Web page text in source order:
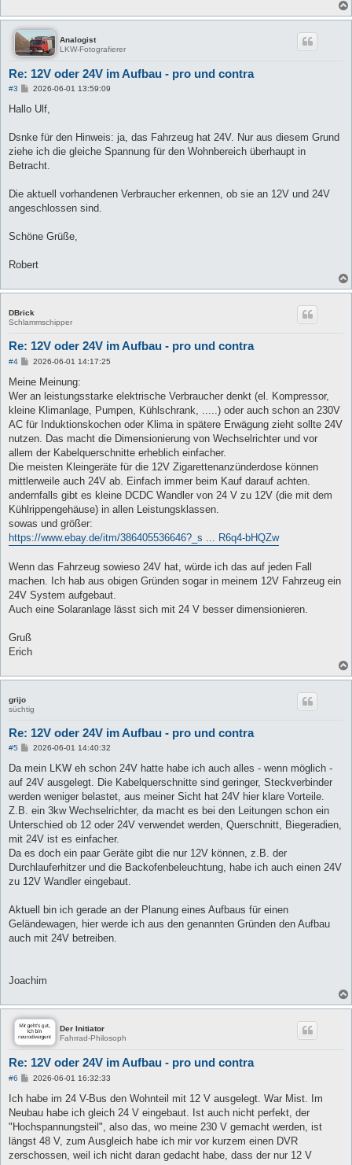
Analogist
LKW-Fotografierer
Re: 12V oder 24V im Aufbau - pro und contra
#3
B
i
a
2026-06-01 13:59:09
Hallo Ulf,
Dsnke für den Hinweis: ja, das Fahrzeug hat 24V. Nur aus diesem Grund
ziehe ich die gleiche Spannung für den Wohnbereich überhaupt in
Betracht.
Die aktuell vorhandenen Verbraucher erkennen, ob sie an 12V und 24V
angeschlossen sind.
Schöne Grüße,
Robert
DBrick
Schlammschipper
Re: 12V oder 24V im Aufbau - pro und contra
#4
B
i
r
a
2026-06-01 14:17:25
Meine Meinung:
Wer an leistungsstarke elektrische Verbraucher denkt (el. Kompressor,
kleine Klimanlage, Pumpen, Kühlschrank, .....) oder auch schon an 230V
AC für Induktionskochen oder Klima in spätere Erwägung zieht sollte 24V
nutzen. Das macht die Dimensionierung von Wechselrichter und vor
allem der Kabelquerschnitte erheblich einfacher.
Die meisten Kleingeräte für die 12V Zigarettenanzünderdose können
mittlerweile auch 24V ab. Einfach immer beim Kauf darauf achten.
andernfalls gibt es kleine DCDC Wandler von 24 V zu 12V (die mit dem
Kühlrippengehäuse) in allen Leistungsklassen.
sowas und größer:
https://www.ebay.de/itm/386405536646?_s ... R6q4-bHQZw
Wenn das Fahrzeug sowieso 24V hat, würde ich das auf jeden Fall
machen. Ich hab aus obigen Gründen sogar in meinem 12V Fahrzeug ein
24V System aufgebaut.
Auch eine Solaranlage lässt sich mit 24 V besser dimensionieren.
Gruß
Erich
grijo
süchtig
Re: 12V oder 24V im Aufbau - pro und contra
#5
B
i
r
a
2026-06-01 14:40:32
Da mein LKW eh schon 24V hatte habe ich auch alles - wenn möglich -
auf 24V ausgelegt. Die Kabelquerschnitte sind geringer, Steckverbinder
werden weniger belastet, aus meiner Sicht hat 24V hier klare Vorteile.
Z.B. ein 3kw Wechselrichter, da macht es bei den Leitungen schon ein
Unterschied ob 12 oder 24V verwendet werden, Querschnitt, Biegeradien,
mit 24V ist es einfacher.
Da es doch ein paar Geräte gibt die nur 12V können, z.B. der
Durchlauferhitzer und die Backofenbeleuchtung, habe ich auch einen 24V
zu 12V Wandler eingebaut.
Aktuell bin ich gerade an der Planung eines Aufbaus für einen
Geländewagen, hier werde ich aus den genannten Gründen den Aufbau
auch mit 24V betreiben.
Joachim
Der Initiator
Fahrrad-Philosoph
Re: 12V oder 24V im Aufbau - pro und contra
#6
B
i
r
a
2026-06-01 16:32:33
Ich habe im 24 V-Bus den Wohnteil mit 12 V ausgelegt. War Mist. Im
Neubau habe ich gleich 24 V eingebaut. Ist auch nicht perfekt, der
"Hochspannungsteil", also das, wo meine 230 V gemacht werden, ist
längst 48 V, zum Ausgleich habe ich mir vor kurzem einen DVR
zerschossen, weil ich nicht daran gedacht habe, dass der nur 12 V